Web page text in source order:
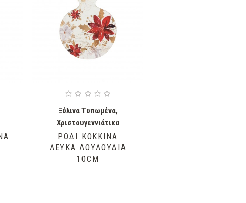
Ξύλινα Τυπωμένα,
Χριστουγεννιάτικα
ΡΌΔΙ ΚΌΚΚΙΝΑ
ΛΕΥΚΆ ΛΟΥΛΟΎΔΙΑ
10CM